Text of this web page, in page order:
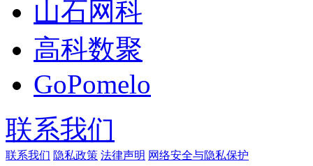
山石网科
高科数聚
GoPomelo
联系我们
联系我们 隐私政策 法律声明 网络安全与隐私保护